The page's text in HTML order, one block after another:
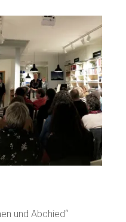
und Abchied“